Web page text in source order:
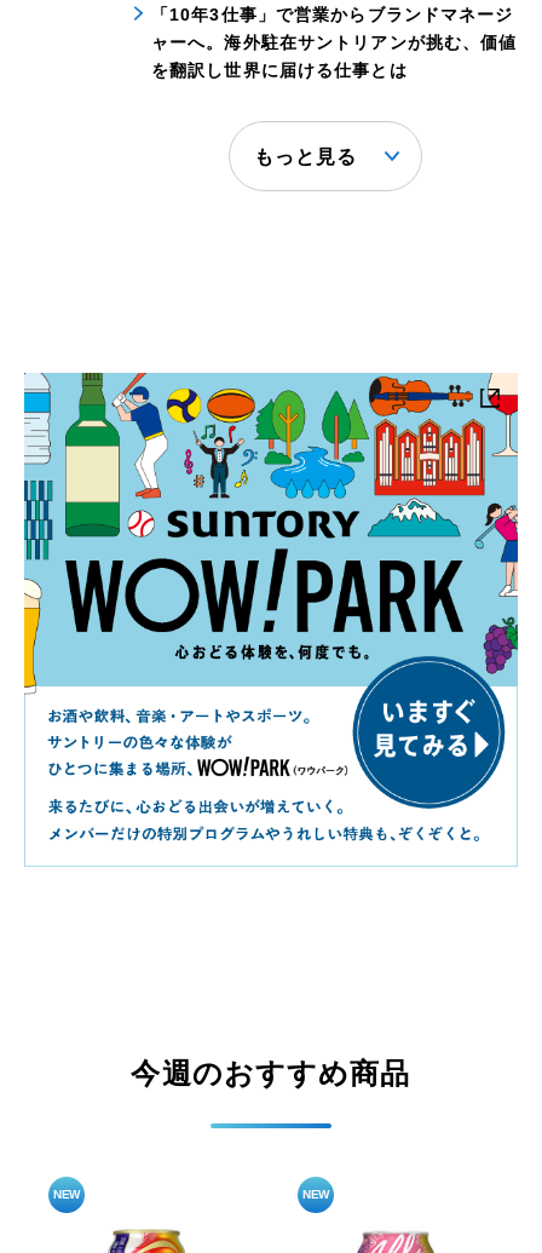
「10年3仕事」で営業からブランドマネージ
ャーへ。海外駐在サントリアンが挑む、価値
を翻訳し世界に届ける仕事とは
もっと見る
今週のおすすめ商品